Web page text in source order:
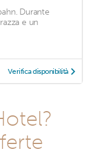
Durante
e un
Verifica disponibilità